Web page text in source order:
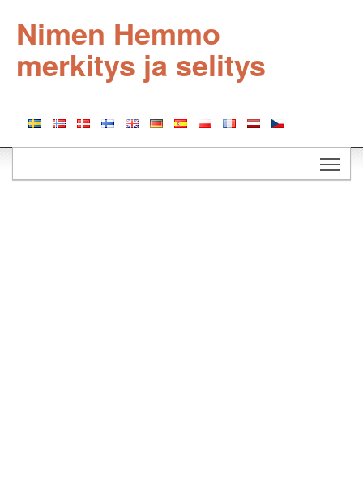
Nimen Hemmo
merkitys ja selitys